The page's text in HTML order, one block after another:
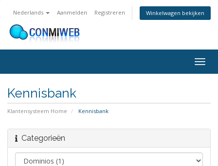
Nederlands Aanmelden Registreren Winkelwagen bekijken
in-/
Kennisbank
Klantensysteem Home Kennisbank
Categorieën